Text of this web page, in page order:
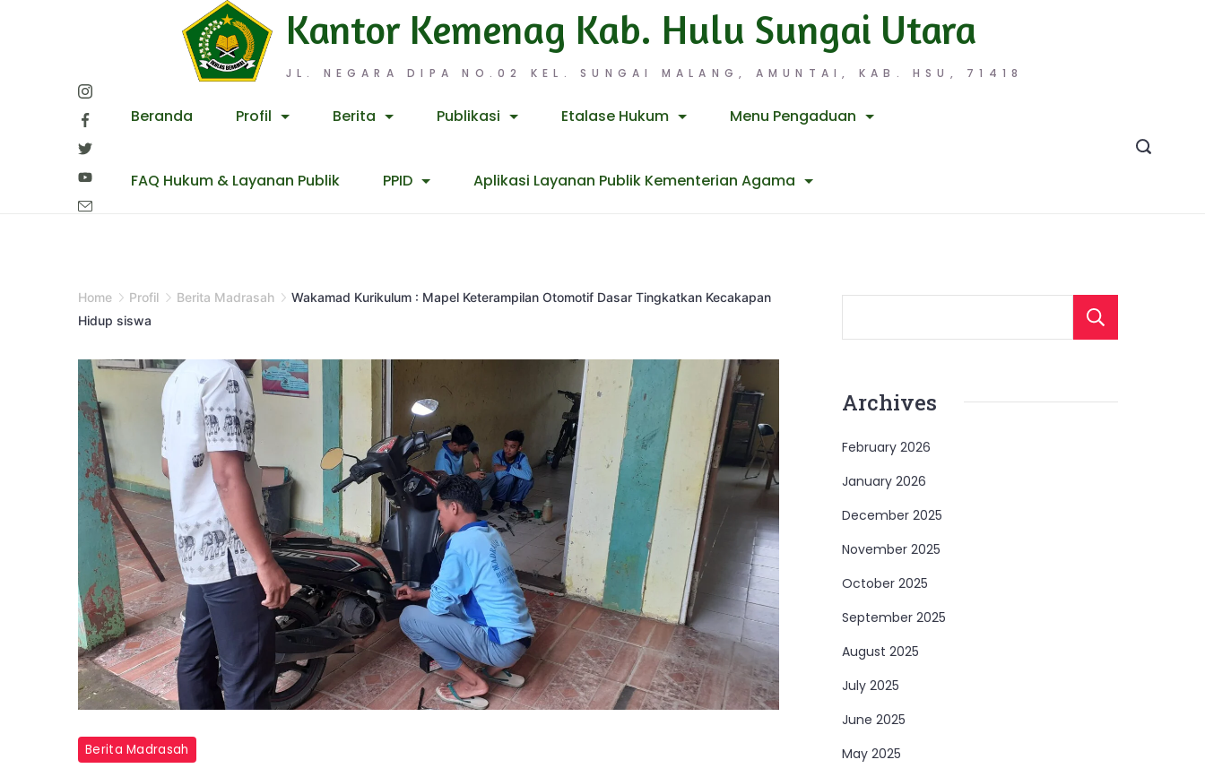
JL. NEGARA DIPA NO.02 KEL. SUNGAI MALANG, AMUNTAI, KAB. HSU, 71418
Kantor Kemenag Kab. Hulu Sungai Utara
Beranda Profil Berita Publikasi Etalase Hukum Menu Pengaduan
FAQ Hukum & Layanan Publik PPID Aplikasi Layanan Publik Kementerian Agama
Home Profil Berita Madrasah
Wakamad Kurikulum : Mapel Keterampilan Otomotif Dasar Tingkatkan Kecakapan
Hidup siswa
Berita Madrasah
Archives
February 2026
January 2026
December 2025
November 2025
October 2025
September 2025
August 2025
July 2025
June 2025
May 2025